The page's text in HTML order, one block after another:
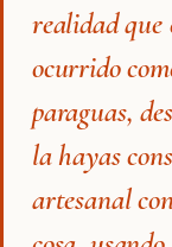
realidad que
ocurrido
paraguas,
la hayas
artesanal